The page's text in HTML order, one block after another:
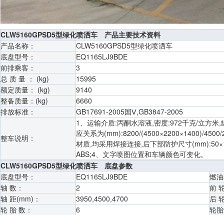
CLW5160GPSD5型绿化喷洒车 产品主要技术资料
产品名称：
CLW5160GPSD5型绿化喷洒车
底盘型号：
EQ1165LJ9BDE
前排乘客：
3
总 质 量 ： (kg)
15995
额定质量： (kg)
9140
整备质量：(kg)
6660
排放标准：
GB17691-2005国Ⅴ,GB3847-2005
整车说明：
1、运输介质:丙酮水溶液,密度:972千克/立方
应关系为(mm):8200/(4500×2200×1400)/
材质,均采用焊接连接,后下部防护尺寸
ABS;4、文字喷图位置和车辆颜色可变化。
CLW5160GPSD5型绿化喷洒车 底盘参数
底盘型号：
EQ1165LJ9BDE
燃
轴 数：
2
前
轴 距(mm)：
3950,4500,4700
后
轮 胎 数：
6
轮